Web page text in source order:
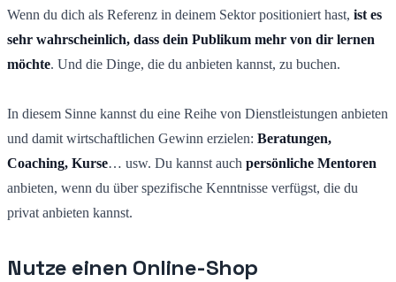
Wenn du dich als Referenz in deinem Sektor positioniert hast, ist es
sehr wahrscheinlich, dass dein Publikum mehr von dir lernen
möchte. Und die Dinge, die du anbieten kannst, zu buchen.
In diesem Sinne kannst du eine Reihe von Dienstleistungen anbieten
und damit wirtschaftlichen Gewinn erzielen: Beratungen,
Coaching, Kurse… usw. Du kannst auch persönliche Mentoren
anbieten, wenn du über spezifische Kenntnisse verfügst, die du
privat anbieten kannst.
Nutze einen Online-Shop